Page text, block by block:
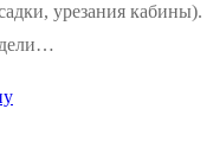
урезания кабины).